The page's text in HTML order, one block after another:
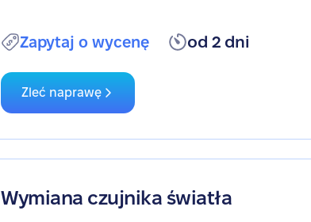
Zapytaj o wycenę od 2 dni
Zleć naprawę
Wymiana czujnika światła